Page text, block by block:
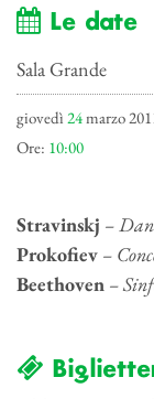
Le date
Sala Grande
giovedì 24marzo
Ore: 10:00
Stravinskj –
Prokofiev –
Beethoven –